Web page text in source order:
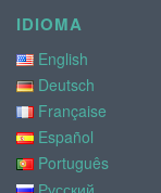
IDIOMA
English
Deutsch
Française
Español
Português
Русский